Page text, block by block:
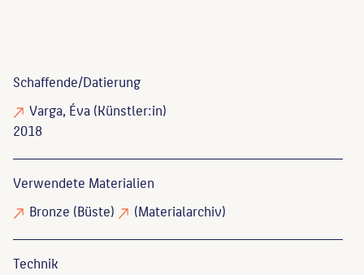
Schaffende/Datierung
Varga, Éva(Künstler:in)
2018
Verwendete Materialien
Bronze (Büste) (Materialarchiv)
Technik